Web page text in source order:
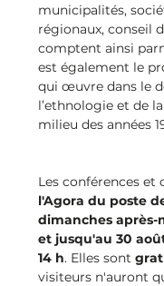
municipalités,
régionaux, conseil
comptent ainsi
est également le
qui œuvre dans le
l’ethnologie et de
milieu des années
Les conférences et
l'Agora du poste
dimanches après-
et jusqu'au 30
14 h. Elles sont
visiteurs n'auront